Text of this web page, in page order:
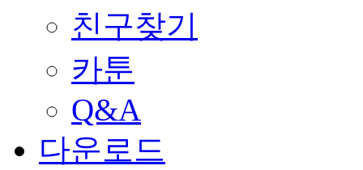
친구찾기
카툰
Q&A
다운로드